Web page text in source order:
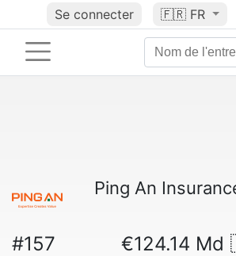
Se connecter 🇫🇷 FR
Ping An
#157 €124.14 Md